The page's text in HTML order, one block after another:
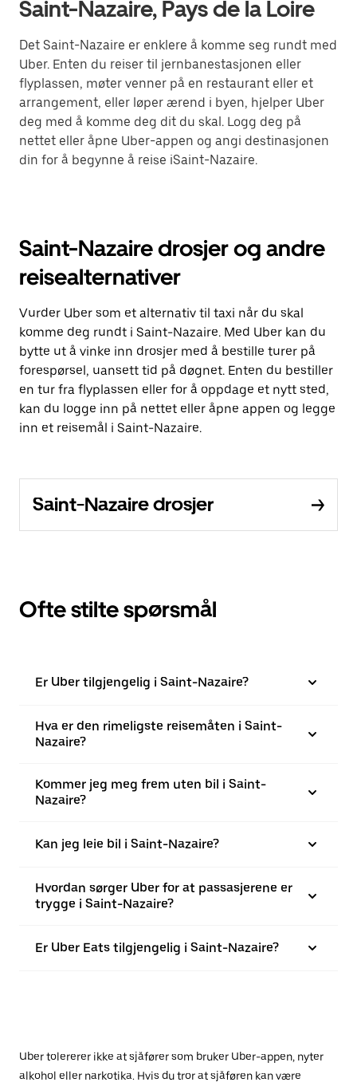
Saint-Nazaire, Pays de la Loire
Det Saint-Nazaire er enklere å komme seg rundt med
Uber. Enten du reiser til jernbanestasjonen eller
flyplassen, møter venner på en restaurant eller et
arrangement, eller løper ærend i byen, hjelper Uber
deg med å komme deg dit du skal. Logg deg på
nettet eller åpne Uber-appen og angi destinasjonen
din for å begynne å reise iSaint-Nazaire.
Saint-Nazaire drosjer og andre
reisealternativer
Vurder Uber som et alternativ til taxi når du skal
komme deg rundt i Saint-Nazaire. Med Uber kan du
bytte ut å vinke inn drosjer med å bestille turer på
forespørsel, uansett tid på døgnet. Enten du bestiller
en tur fra flyplassen eller for å oppdage et nytt sted,
kan du logge inn på nettet eller åpne appen og legge
inn et reisemål i Saint-Nazaire.
Saint-Nazaire drosjer
Ofte stilte spørsmål
Er Uber tilgjengelig i Saint-Nazaire?
Hva er den rimeligste reisemåten i Saint-
Nazaire?
Kommer jeg meg frem uten bil i Saint-
Nazaire?
Kan jeg leie bil i Saint-Nazaire?
Hvordan sørger Uber for at passasjerene er
trygge i Saint-Nazaire?
Er Uber Eats tilgjengelig i Saint-Nazaire?
Uber tolererer ikke at sjåfører som bruker Uber-appen, nyter
alkohol eller narkotika. Hvis du tror at sjåføren kan være